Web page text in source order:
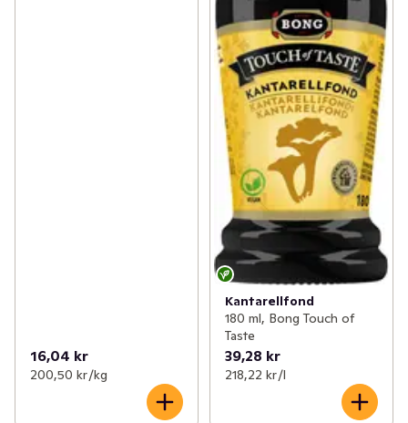
16,04 kr
200,50 kr /kg
Kantarellfond
180 ml, Bong Touch of
Taste
39,28 kr
218,22 kr /l